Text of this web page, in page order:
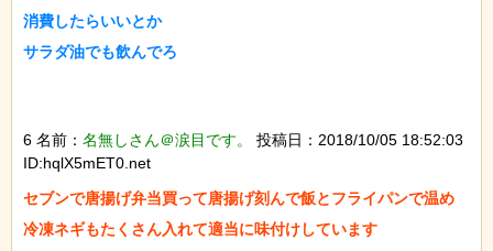
消費したらいいとか
サラダ油でも飲んでろ
6 名前： 名無しさん＠涙目です。
投稿日：2018/10/05 18:52:03
ID:hqlX5mET0.net
セブンで唐揚げ弁当買って唐揚げ刻んで飯とフライパンで温め
冷凍ネギもたくさん入れて適当に味付けしています